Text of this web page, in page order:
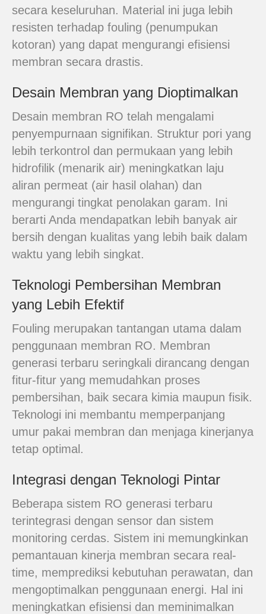
secara keseluruhan. Material ini juga lebih
resisten terhadap fouling (penumpukan
kotoran) yang dapat mengurangi efisiensi
membran secara drastis.
Desain Membran yang Dioptimalkan
Desain membran RO telah mengalami
penyempurnaan signifikan. Struktur pori yang
lebih terkontrol dan permukaan yang lebih
hidrofilik (menarik air) meningkatkan laju
aliran permeat (air hasil olahan) dan
mengurangi tingkat penolakan garam. Ini
berarti Anda mendapatkan lebih banyak air
bersih dengan kualitas yang lebih baik dalam
waktu yang lebih singkat.
Teknologi Pembersihan Membran
yang Lebih Efektif
Fouling merupakan tantangan utama dalam
penggunaan membran RO. Membran
generasi terbaru seringkali dirancang dengan
fitur-fitur yang memudahkan proses
pembersihan, baik secara kimia maupun fisik.
Teknologi ini membantu memperpanjang
umur pakai membran dan menjaga kinerjanya
tetap optimal.
Integrasi dengan Teknologi Pintar
Beberapa sistem RO generasi terbaru
terintegrasi dengan sensor dan sistem
monitoring cerdas. Sistem ini memungkinkan
pemantauan kinerja membran secara real-
time, memprediksi kebutuhan perawatan, dan
mengoptimalkan penggunaan energi. Hal ini
meningkatkan efisiensi dan meminimalkan